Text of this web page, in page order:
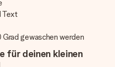
Text
gewaschen werden
für deinen kleinen